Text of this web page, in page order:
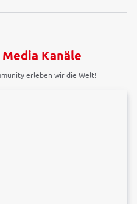
Kanäle
erleben wir die Welt!